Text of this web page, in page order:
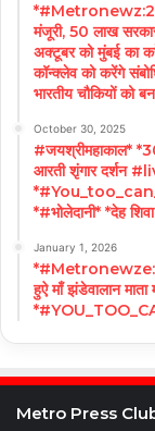
मंजूरी, 50 लाख
अक्टूबर को मुंबई का
कॉन्क्लेव को करेंगे
भारतीय चौकियों को
October 30, 2025
#जयश्रीमहाकाल*
आरती शृंगार दर्शन
*#भोलेदानी* *देह
January 1, 2026
*#Metronewze:नव
हुऐ माँ झंडेवालान
Metro Press